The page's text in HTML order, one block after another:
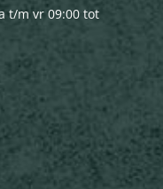
t/m vr 09:00 tot